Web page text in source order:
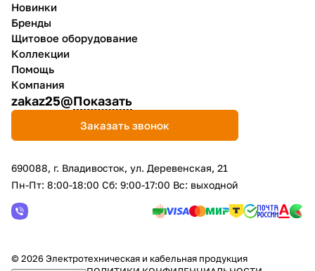
Новинки
Бренды
Щитовое оборудование
Коллекции
Помощь
Компания
zakaz25@Показать
Заказать звонок
690088, г. Владивосток, yл. Деревенская, 21
Пн-Пт: 8:00-18:00 Сб: 9:00-17:00 Вс: выходной
© 2026 Электротехническая и кабельная продукция